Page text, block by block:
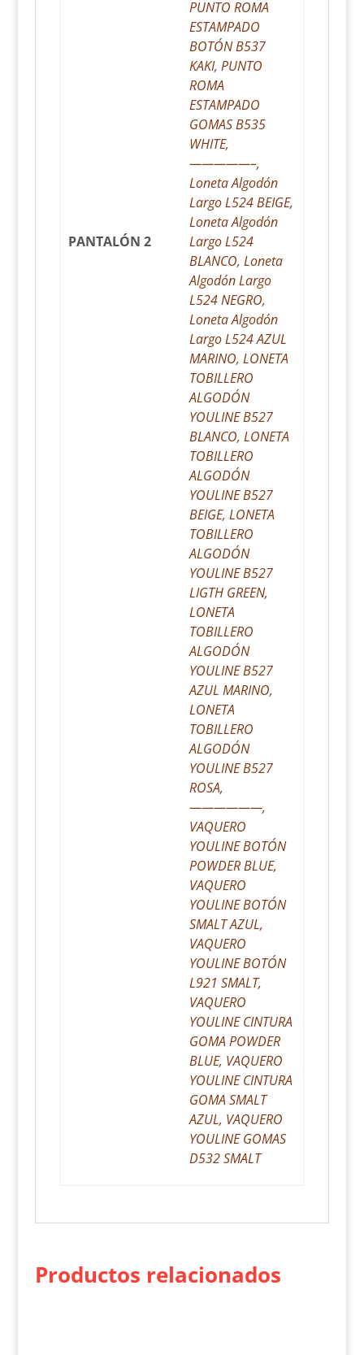
PANTALÓN 2
PUNTO ROMA
ESTAMPADO
BOTÓN B537
KAKI, PUNTO
ROMA
ESTAMPADO
GOMAS B535
WHITE,
—————–,
Loneta Algodón
Largo L524 BEIGE,
Loneta Algodón
Largo L524
BLANCO, Loneta
Algodón Largo
L524 NEGRO,
Loneta Algodón
Largo L524 AZUL
MARINO, LONETA
TOBILLERO
ALGODÓN
YOULINE B527
BLANCO, LONETA
TOBILLERO
ALGODÓN
YOULINE B527
BEIGE, LONETA
TOBILLERO
ALGODÓN
YOULINE B527
LIGTH GREEN,
LONETA
TOBILLERO
ALGODÓN
YOULINE B527
AZUL MARINO,
LONETA
TOBILLERO
ALGODÓN
YOULINE B527
ROSA,
——————,
VAQUERO
YOULINE BOTÓN
POWDER BLUE,
VAQUERO
YOULINE BOTÓN
SMALT AZUL,
VAQUERO
YOULINE BOTÓN
L921 SMALT,
VAQUERO
YOULINE CINTURA
GOMA POWDER
BLUE, VAQUERO
YOULINE CINTURA
GOMA SMALT
AZUL, VAQUERO
YOULINE GOMAS
D532 SMALT
Productos relacionados